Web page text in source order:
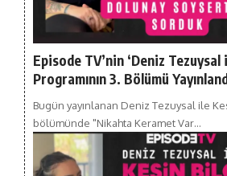
Episode TV’nin ‘Deniz Tezuysal
Programının 3. Bölümü
Bugün yayınlanan Deniz Tezuysal ile
bölümünde "Nikahta Keramet Var…